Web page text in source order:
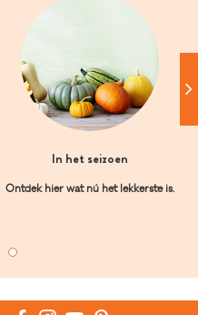
In het seizoen
Ontdek hier wat nú het lekkerste is.